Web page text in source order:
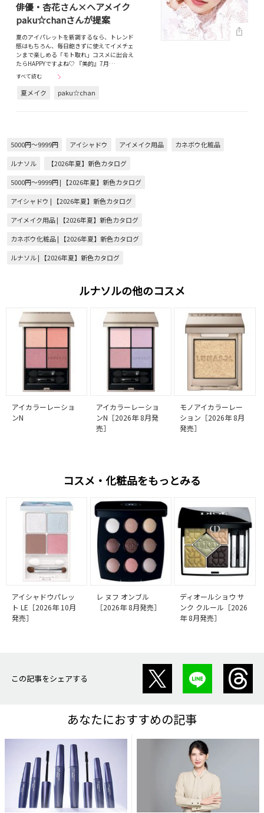
俳優・杏花さん×ヘアメイク
paku☆chanさんが提案
夏のアイパレットを新調するなら、トレンド
感はもちろん、毎日飽きずに使えてイメチェ
ンまで楽しめる「モト取れ」コスメに出合え
たらHAPPYですよね♡ 『美的』7月…
すべて読む
夏メイク paku☆chan
5000円～9999円 アイシャドウ アイメイク用品
カネボウ化粧品
ルナソル
【2026年夏】新色カタログ
5000円～9999円 | 【2026年夏】新色カタログ
アイシャドウ | 【2026年夏】新色カタログ
アイメイク用品 | 【2026年夏】新色カタログ
カネボウ化粧品 | 【2026年夏】新色カタログ
ルナソル | 【2026年夏】新色カタログ
ルナソルの他のコスメ
アイカラーレーショ
ンN
アイカラーレーショ
ンN［2026年 8月発
売］
モノアイカラーレー
ション［2026年 8月
発売］
コスメ・化粧品をもっとみる
アイシャドウパレッ
ト LE［2026年 10月
発売］
レ ヌフ オンブル
［2026年 8月発売］
ディオールショウ サ
ンク クルール［2026
年 8月発売］
この記事をシェアする
あなたにおすすめの記事